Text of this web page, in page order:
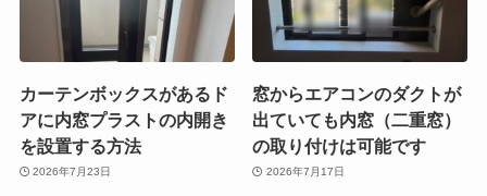
カーテンボックスがあるド
アに内窓プラストの内開き
を設置する方法
2026年7月23日
窓からエアコンのダクトが
出ていても内窓（二重窓）
の取り付けは可能です
2026年7月17日